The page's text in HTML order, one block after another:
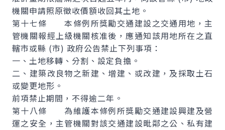
機關申請照原徵收價額收回其土地。
第十七條 本條例所獎勵交通建設之交通用地，主
管機關報經上級機關核准後，應通知該用地所在之直
轄市或縣 (市) 政府公告禁止下列事項：
一、土地移轉、分割、設定負擔。
二、建築改良物之新建、增建、或改建，及採取土石
或變更地形。
前項禁止期間，不得逾二年。
第十八條 為維護本條例所獎勵交通建設興建及營
運之安全，主管機關對該交通建設毗鄰之公、私有建